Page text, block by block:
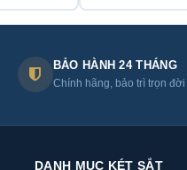
BẢO HÀNH 24 THÁNG
Chính hãng, bảo trì trọn đời
DANH MỤC KÉT SẮT